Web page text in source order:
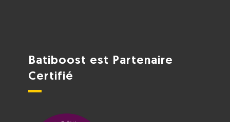
Batiboost est Partenaire
Certifié